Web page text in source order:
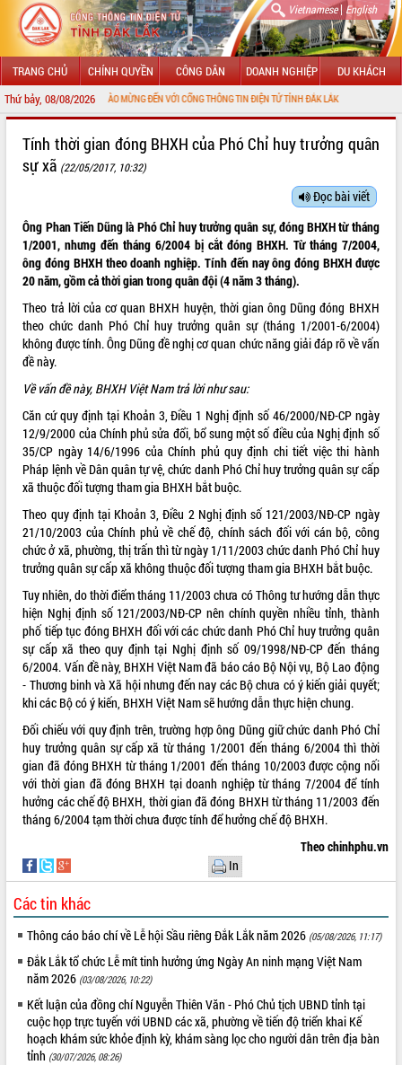
Vietnamese| English
TRANG CHỦ CHÍNH QUYỀN CÔNG DÂN DOANH NGHIỆP DU KHÁCH
Thứ bảy, 08/08/2026CHÀO MỪNG ĐẾN VỚI CỔNG THÔNG TIN ĐIỆN TỬ TỈNH ĐẮK LẮK
LÃNH ĐẠO UBND TỈNH
SỞ, BAN, NGÀNH
UBND CÁC XÃ, PHƯỜNG
THÔNG TIN CHỈ ĐẠO ĐIỀU HÀNH
HỆ THỐNG VĂN BẢN
VĂN BẢN HĐND TỈNH
ĐIỂM TIN VĂN BẢN
QUY HOẠCH - KẾ HOẠCH
QUẢNG CÁO
Tính thời gian đóng BHXH của Phó Chỉ huy trưởng quân
sự xã (22/05/2017, 10:32)
Đọc bài viết
Ông Phan Tiến Dũng là Phó Chỉ huy trưởng quân sự, đóng BHXH từ tháng
1/2001, nhưng đến tháng 6/2004 bị cắt đóng BHXH. Từ tháng 7/2004,
ông đóng BHXH theo doanh nghiệp. Tính đến nay ông đóng BHXH được
20 năm, gồm cả thời gian trong quân đội (4 năm 3 tháng).
Theo trả lời của cơ quan BHXH huyện, thời gian ông Dũng đóng BHXH
theo chức danh Phó Chỉ huy trưởng quân sự (tháng 1/2001-6/2004)
không được tính. Ông Dũng đề nghị cơ quan chức năng giải đáp rõ về vấn
đề này.
Về vấn đề này, BHXH Việt Nam trả lời như sau:
Căn cứ quy định tại Khoản 3, Điều 1 Nghị định số 46/2000/NĐ-CP ngày
12/9/2000 của Chính phủ sửa đổi, bổ sung một số điều của Nghị định số
35/CP ngày 14/6/1996 của Chính phủ quy định chi tiết việc thi hành
Pháp lệnh về Dân quân tự vệ, chức danh Phó Chỉ huy trưởng quân sự cấp
xã thuộc đối tượng tham gia BHXH bắt buộc.
Theo quy định tại Khoản 3, Điều 2 Nghị định số 121/2003/NĐ-CP ngày
21/10/2003 của Chính phủ về chế độ, chính sách đối với cán bộ, công
chức ở xã, phường, thị trấn thì từ ngày 1/11/2003 chức danh Phó Chỉ huy
trưởng quân sự cấp xã không thuộc đối tượng tham gia BHXH bắt buộc.
Tuy nhiên, do thời điểm tháng 11/2003 chưa có Thông tư hướng dẫn thực
hiện Nghị định số 121/2003/NĐ-CP nên chính quyền nhiều tỉnh, thành
phố tiếp tục đóng BHXH đối với các chức danh Phó Chỉ huy trưởng quân
sự cấp xã theo quy định tại Nghị định số 09/1998/NĐ-CP đến tháng
6/2004. Vấn đề này, BHXH Việt Nam đã báo cáo Bộ Nội vụ, Bộ Lao động
- Thương binh và Xã hội nhưng đến nay các Bộ chưa có ý kiến giải quyết;
khi các Bộ có ý kiến, BHXH Việt Nam sẽ hướng dẫn thực hiện chung.
Đối chiếu với quy định trên, trường hợp ông Dũng giữ chức danh Phó Chỉ
huy trưởng quân sự cấp xã từ tháng 1/2001 đến tháng 6/2004 thì thời
gian đã đóng BHXH từ tháng 1/2001 đến tháng 10/2003 được cộng nối
với thời gian đã đóng BHXH tại doanh nghiệp từ tháng 7/2004 để tính
hưởng các chế độ BHXH, thời gian đã đóng BHXH từ tháng 11/2003 đến
tháng 6/2004 tạm thời chưa được tính để hưởng chế độ BHXH.
Theo chinhphu.vn
In
Các tin khác
Thông cáo báo chí về Lễ hội Sầu riêng Đắk Lắk năm 2026 (05/08/2026, 11:17)
Đắk Lắk tổ chức Lễ mít tinh hưởng ứng Ngày An ninh mạng Việt Nam
năm 2026 (03/08/2026, 10:22)
Kết luận của đồng chí Nguyễn Thiên Văn - Phó Chủ tịch UBND tỉnh tại
cuộc họp trực tuyến với UBND các xã, phường về tiến độ triển khai Kế
hoạch khám sức khỏe định kỳ, khám sàng lọc cho người dân trên địa bàn
tỉnh (30/07/2026, 08:26)